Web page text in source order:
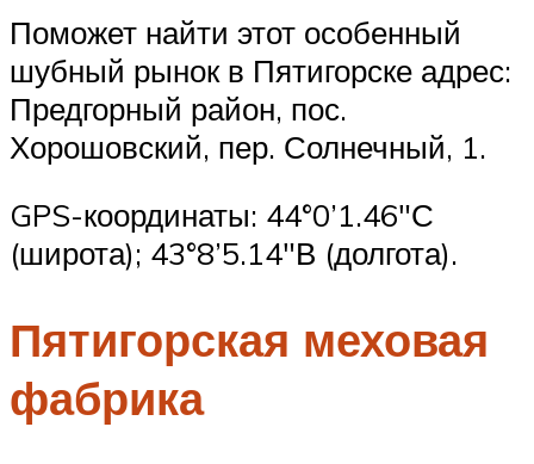
Поможет найти этот особенный
шубный рынок в Пятигорске адрес:
Предгорный район, пос.
Хорошовский, пер. Солнечный, 1.
GPS-координаты: 44°0’1.46″С
(широта); 43°8’5.14″В (долгота).
Пятигорская меховая
фабрика